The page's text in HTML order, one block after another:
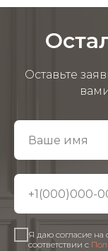
Оставьте
Я даю согласие
соответствии с